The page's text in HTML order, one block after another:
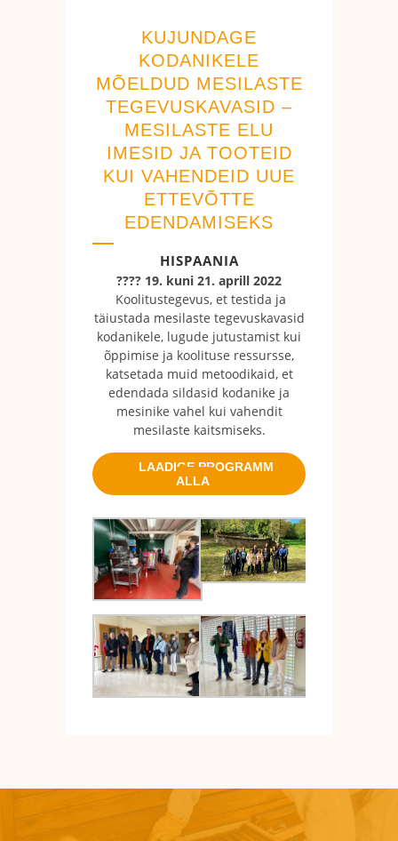
KUJUNDAGE
KODANIKELE
MÕELDUD MESILASTE
TEGEVUSKAVASID –
MESILASTE ELU
IMESID JA TOOTEID
KUI VAHENDEID UUE
ETTEVÕTTE
EDENDAMISEKS
HISPAANIA
???? 19. kuni 21. aprill 2022
Koolitustegevus, et testida ja
täiustada mesilaste tegevuskavasid
kodanikele, lugude jutustamist kui
õppimise ja koolituse ressursse,
katsetada muid metoodikaid, et
edendada sildasid kodanike ja
mesinike vahel kui vahendit
mesilaste kaitsmiseks.
LAADIGE PROGRAMM
ALLA